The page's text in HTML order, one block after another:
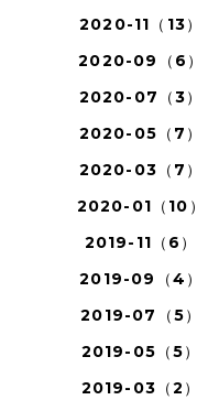
2020-11（13）
2020-09（6）
2020-07（3）
2020-05（7）
2020-03（7）
2020-01（10）
2019-11（6）
2019-09（4）
2019-07（5）
2019-05（5）
2019-03（2）